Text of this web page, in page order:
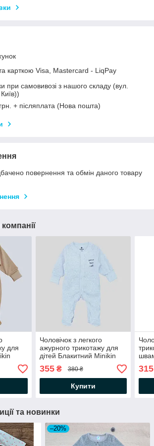
карткою Visa, Mastercard - LiqPay
при самовивозі з нашого складу (вул.
+ післяплата (Нова пошта)
повернення та обмін даного товару
для
Чоловічок з легкого
ажурного трикотажу для
дітей Блакитний Minikin
355₴ 380 ₴
Купити
315
та новинки
–20%